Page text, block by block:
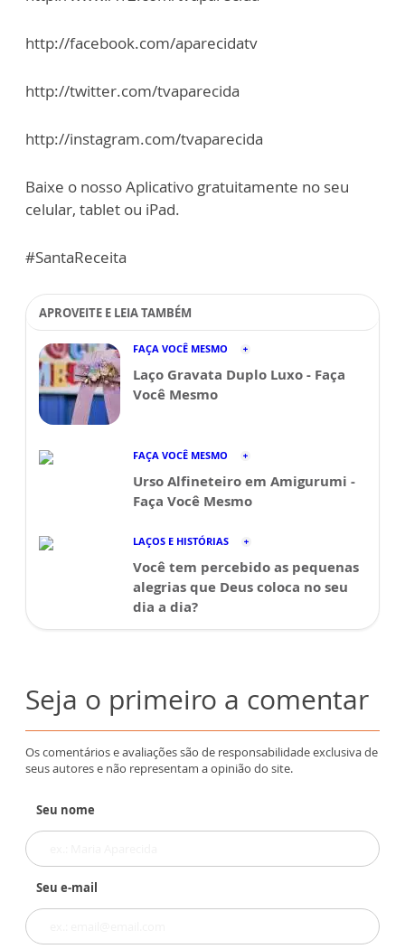
http://facebook.com/aparecidatv
http://twitter.com/tvaparecida
http://instagram.com/tvaparecida
Baixe o nosso Aplicativo gratuitamente no seu
celular, tablet ou iPad.
#SantaReceita
APROVEITE E LEIA TAMBÉM
FAÇA VOCÊ MESMO
Laço Gravata Duplo Luxo - Faça
Você Mesmo
FAÇA VOCÊ MESMO
Urso Alfineteiro em Amigurumi -
Faça Você Mesmo
LAÇOS E HISTÓRIAS
Você tem percebido as pequenas
alegrias que Deus coloca no seu
dia a dia?
Seja o primeiro a comentar
Os comentários e avaliações são de responsabilidade exclusiva de
seus autores e não representam a opinião do site.
Seu nome
Seu e-mail